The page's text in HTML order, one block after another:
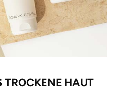
TROCKENE HAUT